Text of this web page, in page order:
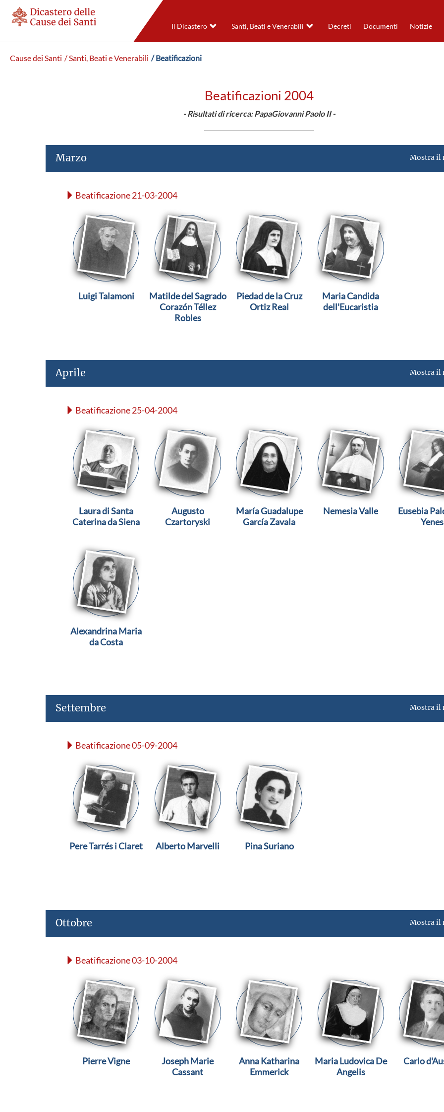
Il Dicastero Santi, Beati e Venerabili Decreti Documenti Notizie
Cause dei Santi / Santi, Beati e Venerabili / Beatificazioni
Beatificazioni 2004
- Risultati di ricerca: PapaGiovanni Paolo II -
Marzo Mostra il
Beatificazione 21-03-2004
Luigi Talamoni
Matilde del Sagrado
Corazón Téllez
Robles
Piedad de la Cruz
Ortiz Real
Maria Candida
dell'Eucaristia
Aprile Mostra il
Beatificazione 25-04-2004
Laura di Santa
Caterina da Siena
Augusto
Czartoryski
María Guadalupe
García Zavala
Nemesia Valle
Eusebia
Yenes
Alexandrina Maria
da Costa
Settembre Mostra il
Beatificazione 05-09-2004
Pere Tarrés i Claret Alberto Marvelli Pina Suriano
Ottobre Mostra il
Beatificazione 03-10-2004
Pierre Vigne
Joseph Marie
Cassant
Anna Katharina
Emmerick
Maria Ludovica De
Angelis
Carlo